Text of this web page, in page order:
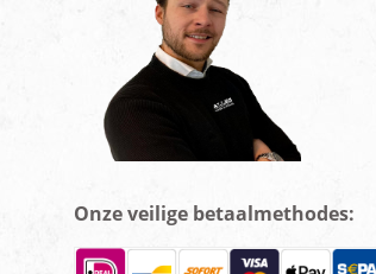
Onze veilige betaalmethodes: